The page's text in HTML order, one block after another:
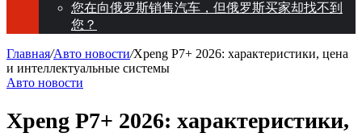
您在向俄罗斯销售汽车，但俄罗斯买家却找不到
您？
Главная/Авто новости/Xpeng P7+ 2026: характеристики, цена
и интеллектуальные системы
Авто новости
Xpeng P7+ 2026: характеристики,